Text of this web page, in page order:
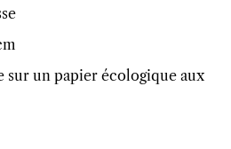
sur un papier écologique aux